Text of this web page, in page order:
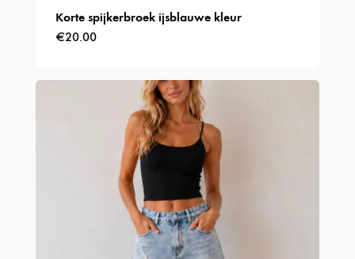
Korte spijkerbroek ijsblauwe kleur
€20.00
heeft
meerdere
variaties.
Deze
kan
gekozen
worden